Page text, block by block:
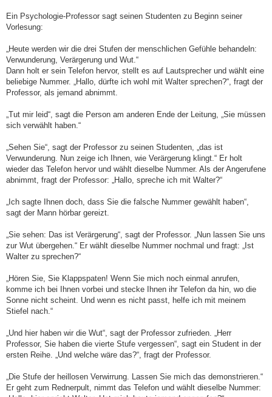
Ein Psychologie-Professor sagt seinen Studenten zu Beginn seiner
Vorlesung:
„Heute werden wir die drei Stufen der menschlichen Gefühle behandeln:
Verwunderung, Verärgerung und Wut.“
Dann holt er sein Telefon hervor, stellt es auf Lautsprecher und wählt eine
beliebige Nummer. „Hallo, dürfte ich wohl mit Walter sprechen?“, fragt der
Professor, als jemand abnimmt.
„Tut mir leid“, sagt die Person am anderen Ende der Leitung, „Sie müssen
sich verwählt haben.“
„Sehen Sie“, sagt der Professor zu seinen Studenten, „das ist
Verwunderung. Nun zeige ich Ihnen, wie Verärgerung klingt.“ Er holt
wieder das Telefon hervor und wählt dieselbe Nummer. Als der Angerufene
abnimmt, fragt der Professor: „Hallo, spreche ich mit Walter?“
„Ich sagte Ihnen doch, dass Sie die falsche Nummer gewählt haben“,
sagt der Mann hörbar gereizt.
„Sie sehen: Das ist Verärgerung“, sagt der Professor. „Nun lassen Sie uns
zur Wut übergehen.“ Er wählt dieselbe Nummer nochmal und fragt: „Ist
Walter zu sprechen?“
„Hören Sie, Sie Klappspaten! Wenn Sie mich noch einmal anrufen,
komme ich bei Ihnen vorbei und stecke Ihnen ihr Telefon da hin, wo die
Sonne nicht scheint. Und wenn es nicht passt, helfe ich mit meinem
Stiefel nach.“
„Und hier haben wir die Wut“, sagt der Professor zufrieden. „Herr
Professor, Sie haben die vierte Stufe vergessen“, sagt ein Student in der
ersten Reihe. „Und welche wäre das?“, fragt der Professor.
„Die Stufe der heillosen Verwirrung. Lassen Sie mich das demonstrieren.“
Er geht zum Rednerpult, nimmt das Telefon und wählt dieselbe Nummer: